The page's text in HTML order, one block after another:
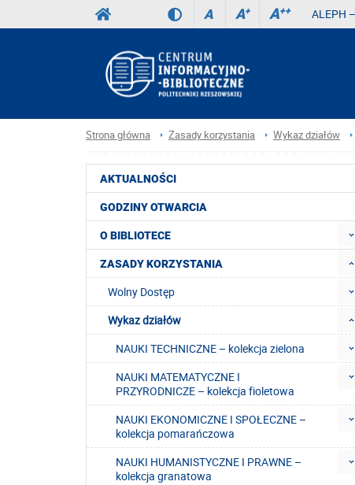
A A+ A++ ALEPH
Strona główna Zasady korzystania Wykaz działów
AKTUALNOŚCI
GODZINY OTWARCIA
O BIBLIOTECE
ZASADY KORZYSTANIA
Wolny Dostęp
Wykaz działów
NAUKI TECHNICZNE – kolekcja zielona
NAUKI MATEMATYCZNE I
PRZYRODNICZE – kolekcja fioletowa
NAUKI EKONOMICZNE I SPOŁECZNE –
kolekcja pomarańczowa
NAUKI HUMANISTYCZNE I PRAWNE –
kolekcja granatowa